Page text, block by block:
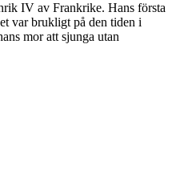
IV av Frankrike. Hans första
var brukligt på den tiden i
mor att sjunga utan